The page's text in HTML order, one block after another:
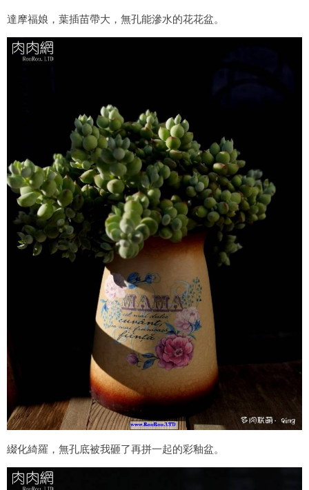
達摩福娘，葉插苗帶大，無孔能滲水的花花盆。
綴化綺羅，無孔底被我砸了再拼一起的彩釉盆。